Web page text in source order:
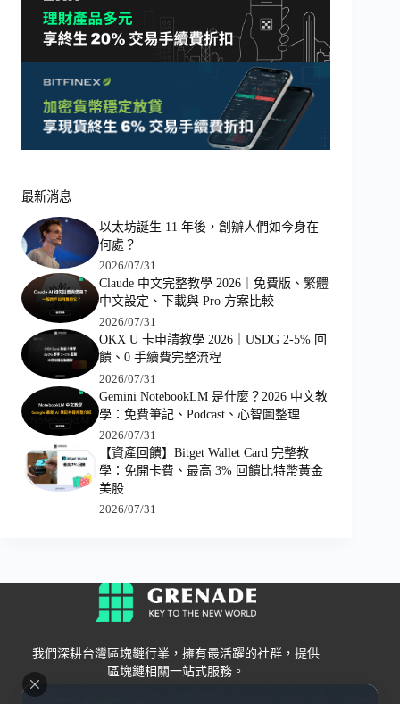
最新消息
以太坊誕生 11 年後，創辦人們如今身在
何處？
2026/07/31
Claude 中文完整教學 2026｜免費版、繁體
中文設定、下載與 Pro 方案比較
2026/07/31
OKX U 卡申請教學 2026｜USDG 2-5% 回
饋、0 手續費完整流程
2026/07/31
Gemini NotebookLM 是什麼？2026 中文教
學：免費筆記、Podcast、心智圖整理
2026/07/31
【資產回饋】Bitget Wallet Card 完整教
學：免開卡費、最高 3% 回饋比特幣黃金
美股
2026/07/31
我們深耕台灣區塊鏈行業，擁有最活躍的社群，提供
區塊鏈相關一站式服務。